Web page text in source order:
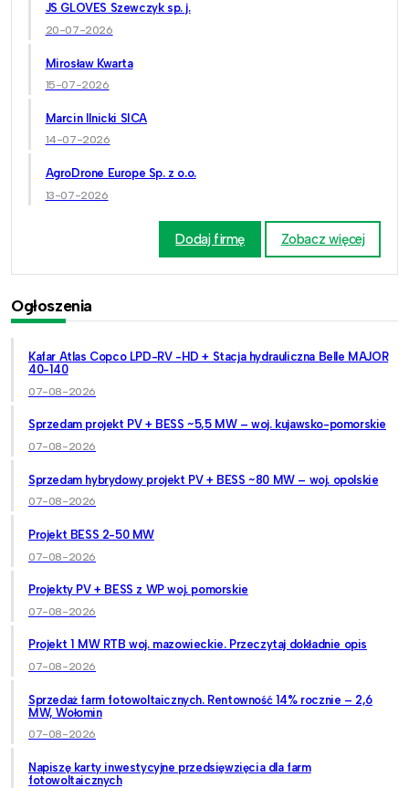
JS GLOVES Szewczyk sp. j.
20-07-2026
Mirosław Kwarta
15-07-2026
Marcin Ilnicki SICA
14-07-2026
AgroDrone Europe Sp. z o.o.
13-07-2026
Dodaj firmę Zobacz więcej
Ogłoszenia
Kafar Atlas Copco LPD-RV -HD + Stacja hydrauliczna Belle MAJOR
40-140
07-08-2026
Sprzedam projekt PV + BESS ~5,5 MW – woj. kujawsko-pomorskie
07-08-2026
Sprzedam hybrydowy projekt PV + BESS ~80 MW – woj. opolskie
07-08-2026
Projekt BESS 2-50 MW
07-08-2026
Projekty PV + BESS z WP woj. pomorskie
07-08-2026
Projekt 1 MW RTB woj. mazowieckie. Przeczytaj dokładnie opis
07-08-2026
Sprzedaż farm fotowoltaicznych. Rentowność 14% rocznie – 2,6
MW, Wołomin
07-08-2026
Napiszę karty inwestycyjne przedsięwzięcia dla farm
fotowoltaicznych